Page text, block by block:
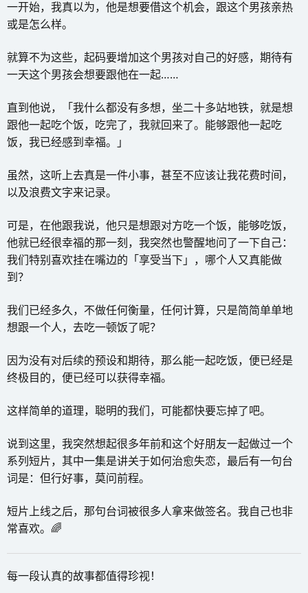
一开始，我真以为，他是想要借这个机会，跟这个男孩亲热
或是怎么样。
就算不为这些，起码要增加这个男孩对自己的好感，期待有
一天这个男孩会想要跟他在一起……
直到他说，「我什么都没有多想，坐二十多站地铁，就是想
跟他一起吃个饭，吃完了，我就回来了。能够跟他一起吃
饭，我已经感到幸福。」
虽然，这听上去真是一件小事，甚至不应该让我花费时间，
以及浪费文字来记录。
可是，在他跟我说，他只是想跟对方吃一个饭，能够吃饭，
他就已经很幸福的那一刻，我突然也警醒地问了一下自己：
我们特别喜欢挂在嘴边的「享受当下」，哪个人又真能做
到？
我们已经多久，不做任何衡量，任何计算，只是简简单单地
想跟一个人，去吃一顿饭了呢？
因为没有对后续的预设和期待，那么能一起吃饭，便已经是
终极目的，便已经可以获得幸福。
这样简单的道理，聪明的我们，可能都快要忘掉了吧。
说到这里，我突然想起很多年前和这个好朋友一起做过一个
系列短片，其中一集是讲关于如何治愈失恋，最后有一句台
词是：但行好事，莫问前程。
短片上线之后，那句台词被很多人拿来做签名。我自己也非
常喜欢。🌈
每一段认真的故事都值得珍视！